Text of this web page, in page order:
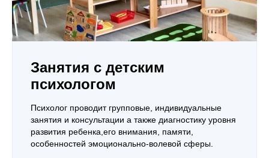
Занятия с детским
психологом
Психолог проводит групповые, индивидуальные
занятия и консультации а также диагностику уровня
развития ребенка,его внимания, памяти,
особенностей эмоционально-волевой сферы.